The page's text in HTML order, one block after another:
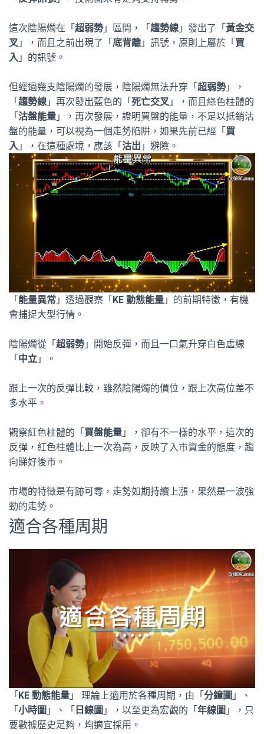
這次陰陽燭在「 超弱勢」區間，「 趨勢線 」發出了「 黃金交
叉 」，而且之前出現了「 底背離 」訊號，原則上屬於「 買
入 」的訊號。
但經過幾支陰陽燭的發展，陰陽燭無法升穿「 超弱勢」，
「 趨勢線 」再次發出藍色的「 死亡交叉 」，而且綠色柱體的
「 沽盤能量 」，再次發展，證明買盤的能量，不足以抵銷沽
盤的能量，可以視為一個走勢陷阱，如果先前已經「 買
入 」，在這種處境，應該「 沽出 」避險。
「 能量異常 」透過觀察「 KE 動態能量 」的前期特徵，有機
會捕捉大型行情。
陰陽燭從「 超弱勢」開始反彈，而且一口氣升穿白色虛線
「 中立 」。
跟上一次的反彈比較，雖然陰陽燭的價位，跟上次高位差不
多水平。
觀察紅色柱體的「 買盤能量 」，卻有不一樣的水平，這次的
反彈，紅色柱體比上一次為高，反映了入市資金的態度，趨
向睇好後市。
市場的特徵是有跡可尋，走勢如期持續上漲，果然是一波強
勁的走勢。
適合各種周期
「 KE 動態能量 」 理論上適用於各種周期，由「 分鐘圖 」、
「 小時圖 」、「 日線圖 」，以至更為宏觀的「 年線圖 」，只
要數據歷史足夠，均適宜採用。